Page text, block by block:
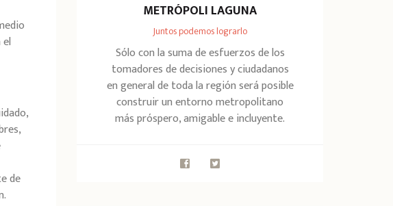
de
METRÓPOLI LAGUNA
Juntos podemos lograrlo
Sólo con la suma de esfuerzos de los
tomadores de decisiones y ciudadanos
en general de toda la región será posible
construir un entorno metropolitano
más próspero, amigable e incluyente.